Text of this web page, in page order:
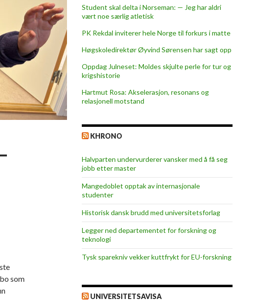
som
Student skal delta i Norseman: — Jeg har aldri
vært noe særlig atletisk
PK Rekdal inviterer hele Norge til forkurs i matte
Høgskoledirektør Øyvind Sørensen har sagt opp
Oppdag Julneset: Moldes skjulte perle for tur og
krigshistorie
Hartmut Rosa: Akselerasjon, resonans og
relasjonell motstand
KHRONO
Halvparten undervurderer vansker med å få seg
jobb etter master
Mangedoblet opptak av internasjonale
studenter
Historisk dansk brudd med universitetsforlag
Legger ned departementet for forskning og
teknologi
Tysk sparekniv vekker kuttfrykt for EU-forskning
UNIVERSITETSAVISA